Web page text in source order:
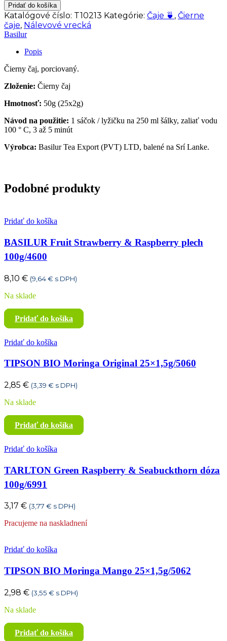
BASILUR
Specialty
English
Breakfast
papier
25x2g/7756
Pridať do košíka
Katalógové číslo: T10213 Kategórie: Čaje 🍵 , Čierne
čaje, Nálevové vrecká
Basilur
Popis
Čierny čaj, porciovaný.
Zloženie: Čierny čaj
Hmotnosť: 50g (25x2g)
Návod na použitie: 1 sáčok / lyžičku na 250 ml šálky, zaliať vodu
100 ° C, 3 až 5 minút
Výrobca: Basilur Tea Export (PVT) LTD, balené na Srí Lanke.
Podobné produkty
Pridať do košíka
BASILUR Fruit Strawberry & Raspberry plech
100g/4600
8,10 € (9,64€ s DPH)
Na sklade
Pridať do košíka
Pridať do košíka
TIPSON BIO Moringa Original 25×1,5g/5060
2,85 € (3,39 € s DPH)
Na sklade
Pridať do košíka
Pridať do košíka
TARLTON Green Raspberry & Seabuckthorn dóza
100g/6991
3,17 € (3,77 € s DPH)
Pracujeme na naskladnení
Pridať do košíka
TIPSON BIO Moringa Mango 25×1,5g/5062
2,98 € (3,55 € s DPH)
Na sklade
Pridať do košíka